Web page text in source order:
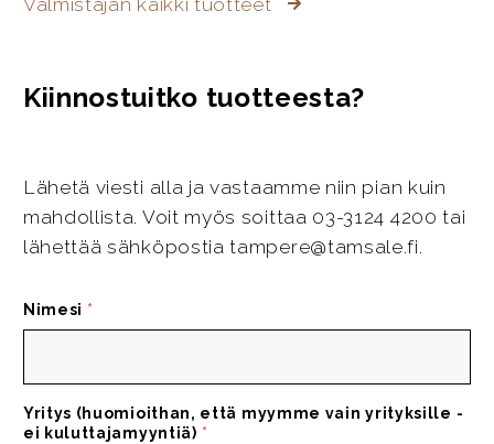
Valmistajan kaikki tuotteet
Kiinnostuitko tuotteesta?
Lähetä viesti alla ja vastaamme niin pian kuin
mahdollista. Voit myös soittaa 03-3124 4200 tai
lähettää sähköpostia tampere@tamsale.fi.
Nimesi *
Yritys (huomioithan, että myymme vain yrityksille -
ei kuluttajamyyntiä) *